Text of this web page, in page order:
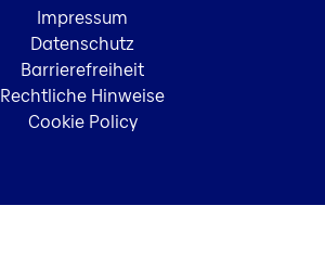
Impressum
Datenschutz
Barrierefreiheit
Rechtliche Hinweise
Cookie Policy